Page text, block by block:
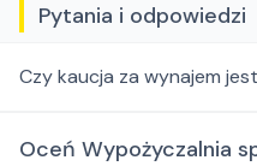
Pytania i odpowiedzi
Czy kaucja za wynajem
Oceń